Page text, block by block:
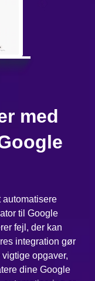
med
automatisere
til Google
fejl, der kan
integration gør
opgaver,
dine Google